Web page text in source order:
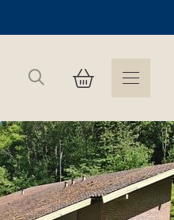
Suchen